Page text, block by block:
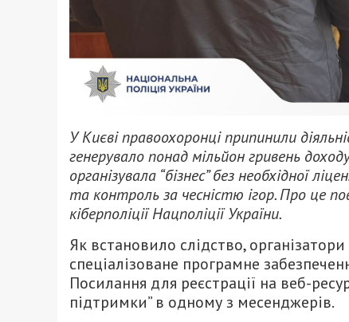
У Києві правоохоронці припинили
генерувало понад мільйон гривень
організувала “бізнес” без необхідної
та контроль за чесністю ігор. Про це
кіберполіції Нацполіції України.
Як встановило слідство,
спеціалізоване програмне
Посилання для реєстрації на веб-
підтримки” в одному з месенджерів.